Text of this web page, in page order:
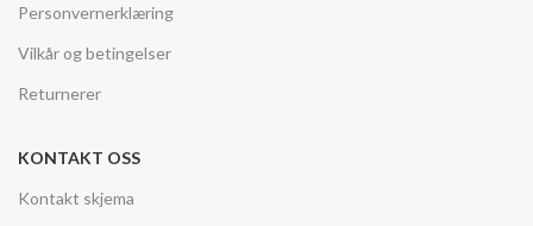
Personvernerklæring
Vilkår og betingelser
Returnerer
KONTAKT OSS
Kontakt skjema